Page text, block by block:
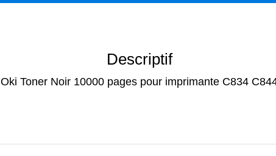
Descriptif
Oki Toner Noir 10000 pages pour imprimante C834